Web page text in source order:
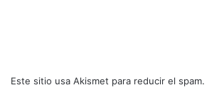
Este sitio usa Akismet para reducir el spam.